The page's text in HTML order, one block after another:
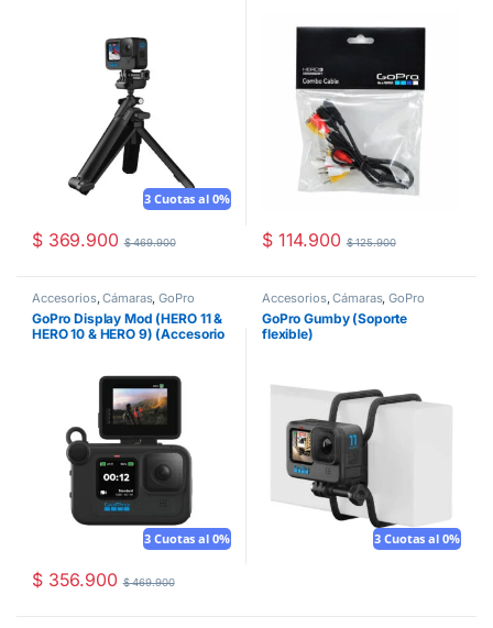
3 Cuotas al 0%
$369.900 $469.900 $114.900 $125.900
Accesorios,Cámaras,GoPro
GoPro Display Mod (HERO 11 &
HERO 10 & HERO 9) (Accesorio
3 Cuotas al 0%
$356.900 $469.900
Accesorios,Cámaras,GoPro
GoPro Gumby (Soporte
flexible)
3 Cuotas al 0%